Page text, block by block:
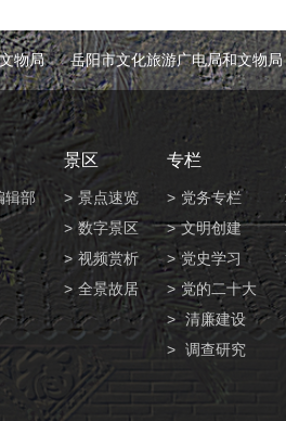
物局 岳阳市文化旅游广电局和文物局
辑部
景区
景点速览
数字景区
视频赏析
全景故居
专栏
党务专栏
文明创建
党史学习
党的二十大
清廉建设
调查研究